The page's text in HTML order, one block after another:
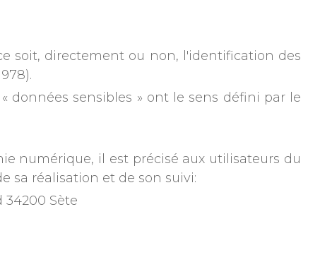
soit, directement ou non, l'identification des
données sensibles » ont le sens défini par le
numérique, il est précisé aux utilisateurs du
sa réalisation et de son suivi:
34200 Sète